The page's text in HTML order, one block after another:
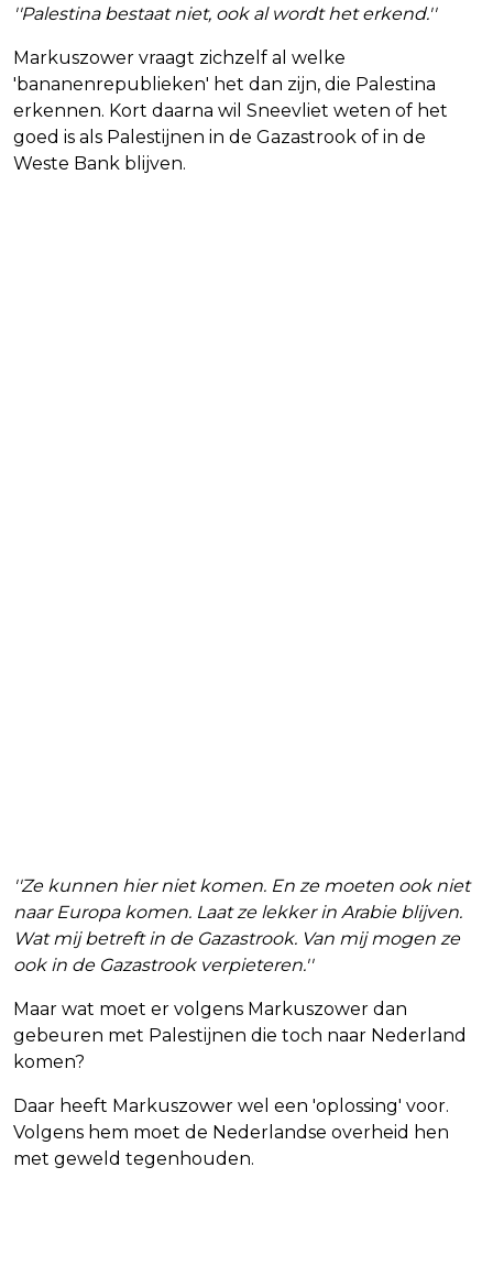
''Palestina bestaat niet, ook al wordt het erkend.''
Markuszower vraagt zichzelf al welke
'bananenrepublieken' het dan zijn, die Palestina
erkennen. Kort daarna wil Sneevliet weten of het
goed is als Palestijnen in de Gazastrook of in de
Weste Bank blijven.
''Ze kunnen hier niet komen. En ze moeten ook niet
naar Europa komen. Laat ze lekker in Arabie blijven.
Wat mij betreft in de Gazastrook. Van mij mogen ze
ook in de Gazastrook verpieteren.''
Maar wat moet er volgens Markuszower dan
gebeuren met Palestijnen die toch naar Nederland
komen?
Daar heeft Markuszower wel een 'oplossing' voor.
Volgens hem moet de Nederlandse overheid hen
met geweld tegenhouden.